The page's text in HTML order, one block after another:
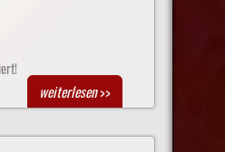
weiterlesen>>